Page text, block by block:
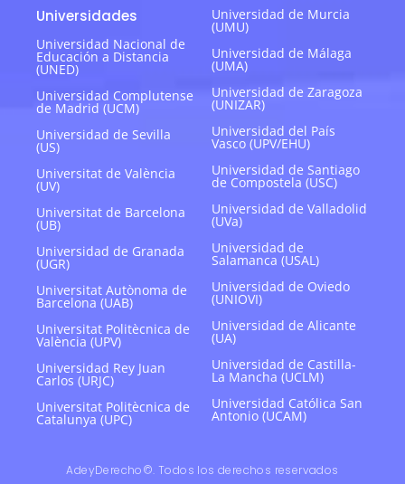
Universidades
Universidad Nacional de
Educación a Distancia
(UNED)
Universidad Complutense
de Madrid (UCM)
Universidad de Sevilla
(US)
Universitat de València
(UV)
Universitat de Barcelona
(UB)
Universidad de Granada
(UGR)
Universitat Autònoma de
Barcelona (UAB)
Universitat Politècnica de
València (UPV)
Universidad Rey Juan
Carlos (URJC)
Universitat Politècnica de
Catalunya (UPC)
Universidad de Murcia
(UMU)
Universidad de Málaga
(UMA)
Universidad de Zaragoza
(UNIZAR)
Universidad del País
Vasco (UPV/EHU)
Universidad de Santiago
de Compostela (USC)
Universidad de Valladolid
(UVa)
Universidad de
Salamanca (USAL)
Universidad de Oviedo
(UNIOVI)
Universidad de Alicante
(UA)
Universidad de Castilla-
La Mancha (UCLM)
Universidad Católica San
Antonio (UCAM)
AdeyDerecho©. Todos los derechos reservados